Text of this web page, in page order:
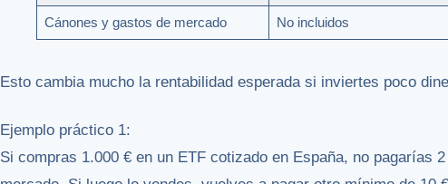
Cánones y gastos de mercado No incluidos
Esto cambia mucho la rentabilidad esperada si inviertes poco
Ejemplo práctico 1:
Si compras 1.000 € en un ETF cotizado en España, no pagarías